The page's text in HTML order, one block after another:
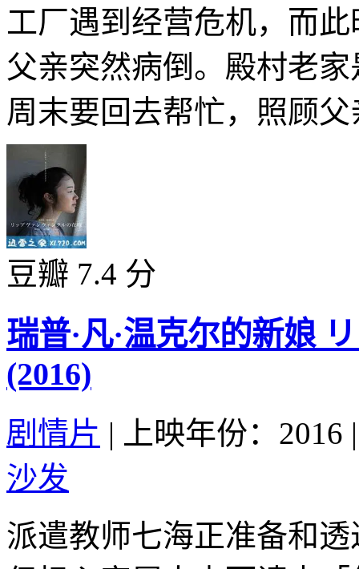
工厂遇到经营危机，而
父亲突然病倒。殿村老
周末要回去帮忙，照顾
豆瓣 7.4 分
瑞普·凡·温克尔的新娘
(2016)
剧情片 | 上映年份：2016 |
沙发
派遣教师七海正准备和